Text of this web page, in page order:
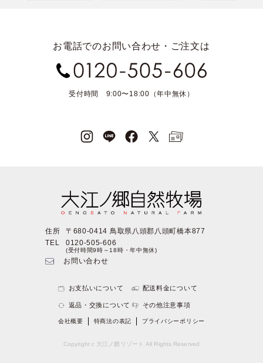
お電話でのお問い合わせ・ご注文は
受付時間 9:00〜18:00（年中無休）
住所
〒680-0414 鳥取県八頭郡八頭町橋本877
TEL
0120-505-606
(受付時間9時～18時・年中無休)
お問い合わせ
お支払いについて 配送料金について
返品・交換について その他注意事項
会社概要 特商法の表記 プライバシーポリシー
Copyright c 大江ノ郷リゾート All Rights Reserved